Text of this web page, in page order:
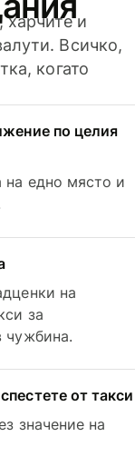
харчите и
Всичко,
когато
по целия
на едно място и
на
за
чужбина.
от такси
значение на